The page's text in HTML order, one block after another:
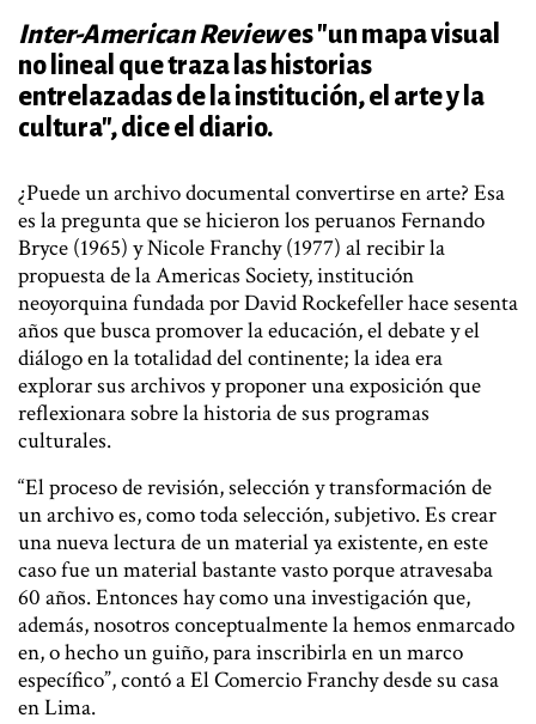
Inter-American Reviewes "un mapa visual
no lineal que traza las historias
entrelazadas de la institución, el arte y la
cultura", dice el diario.
¿Puede un archivo documental convertirse en arte? Esa
es la pregunta que se hicieron los peruanos Fernando
Bryce (1965) y Nicole Franchy (1977) al recibir la
propuesta de la Americas Society, institución
neoyorquina fundada por David Rockefeller hace sesenta
años que busca promover la educación, el debate y el
diálogo en la totalidad del continente; la idea era
explorar sus archivos y proponer una exposición que
reflexionara sobre la historia de sus programas
culturales.
“El proceso de revisión, selección y transformación de
un archivo es, como toda selección, subjetivo. Es crear
una nueva lectura de un material ya existente, en este
caso fue un material bastante vasto porque atravesaba
60 años. Entonces hay como una investigación que,
además, nosotros conceptualmente la hemos enmarcado
en, o hecho un guiño, para inscribirla en un marco
específico”, contó a El Comercio Franchy desde su casa
en Lima.